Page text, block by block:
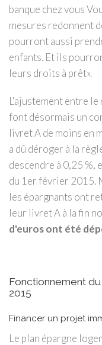
banque chez vous
mesures redonnent
pourront aussi
enfants. Et ils
leurs droits à prêt».
L'ajustement entre
font désormais un
livret A de moins en
a dû déroger à la
descendre à 0,25 %,
du 1er février 2015.
les épargnants ont
leur livret A à la fin
d'euros ont été
Fonctionnement
2015
Financer un projet
Le plan épargne